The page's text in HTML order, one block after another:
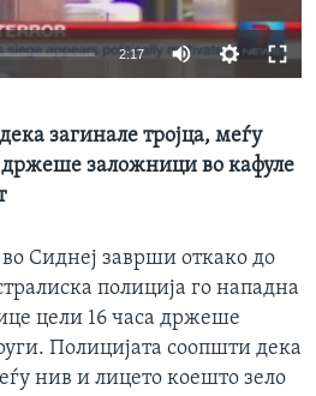
2:17
загинале тројца, меѓу
заложници во кафуле
Сиднеј заврши откако до
полиција го нападна
цели 16 часа држеше
Полицијата соопшти дека
нив и лицето коешто зело